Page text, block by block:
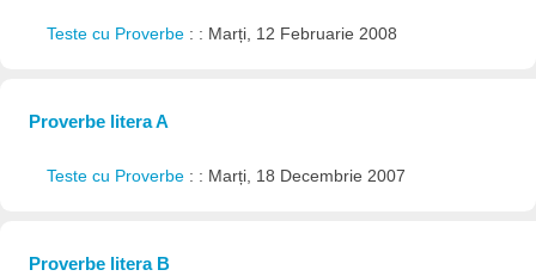
Teste cu Proverbe : : Marți, 12 Februarie 2008
Proverbe litera A
Teste cu Proverbe : : Marți, 18 Decembrie 2007
Proverbe litera B